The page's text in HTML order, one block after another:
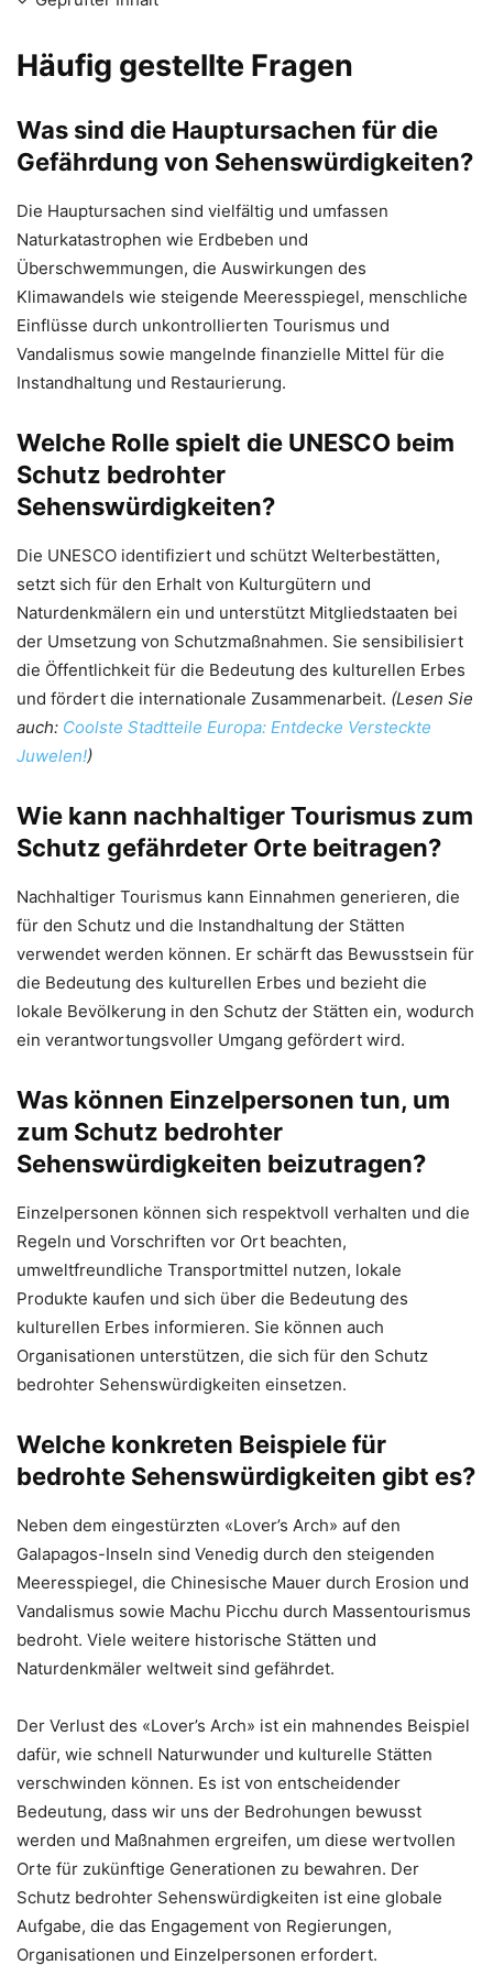
Häufig gestellte Fragen
Was sind die Hauptursachen für die
Gefährdung von Sehenswürdigkeiten?
Die Hauptursachen sind vielfältig und umfassen
Naturkatastrophen wie Erdbeben und
Überschwemmungen, die Auswirkungen des
Klimawandels wie steigende Meeresspiegel, menschliche
Einflüsse durch unkontrollierten Tourismus und
Vandalismus sowie mangelnde finanzielle Mittel für die
Instandhaltung und Restaurierung.
Welche Rolle spielt die UNESCO beim
Schutz bedrohter
Sehenswürdigkeiten?
Die UNESCO identifiziert und schützt Welterbestätten,
setzt sich für den Erhalt von Kulturgütern und
Naturdenkmälern ein und unterstützt Mitgliedstaaten bei
der Umsetzung von Schutzmaßnahmen. Sie sensibilisiert
die Öffentlichkeit für die Bedeutung des kulturellen Erbes
und fördert die internationale Zusammenarbeit. (Lesen Sie
auch: Coolste Stadtteile Europa: Entdecke Versteckte
Juwelen!)
Wie kann nachhaltiger Tourismus zum
Schutz gefährdeter Orte beitragen?
Nachhaltiger Tourismus kann Einnahmen generieren, die
für den Schutz und die Instandhaltung der Stätten
verwendet werden können. Er schärft das Bewusstsein für
die Bedeutung des kulturellen Erbes und bezieht die
lokale Bevölkerung in den Schutz der Stätten ein, wodurch
ein verantwortungsvoller Umgang gefördert wird.
Was können Einzelpersonen tun, um
zum Schutz bedrohter
Sehenswürdigkeiten beizutragen?
Einzelpersonen können sich respektvoll verhalten und die
Regeln und Vorschriften vor Ort beachten,
umweltfreundliche Transportmittel nutzen, lokale
Produkte kaufen und sich über die Bedeutung des
kulturellen Erbes informieren. Sie können auch
Organisationen unterstützen, die sich für den Schutz
bedrohter Sehenswürdigkeiten einsetzen.
Welche konkreten Beispiele für
bedrohte Sehenswürdigkeiten gibt es?
Neben dem eingestürzten «Lover’s Arch» auf den
Galapagos-Inseln sind Venedig durch den steigenden
Meeresspiegel, die Chinesische Mauer durch Erosion und
Vandalismus sowie Machu Picchu durch Massentourismus
bedroht. Viele weitere historische Stätten und
Naturdenkmäler weltweit sind gefährdet.
Der Verlust des «Lover’s Arch» ist ein mahnendes Beispiel
dafür, wie schnell Naturwunder und kulturelle Stätten
verschwinden können. Es ist von entscheidender
Bedeutung, dass wir uns der Bedrohungen bewusst
werden und Maßnahmen ergreifen, um diese wertvollen
Orte für zukünftige Generationen zu bewahren. Der
Schutz bedrohter Sehenswürdigkeiten ist eine globale
Aufgabe, die das Engagement von Regierungen,
Organisationen und Einzelpersonen erfordert.